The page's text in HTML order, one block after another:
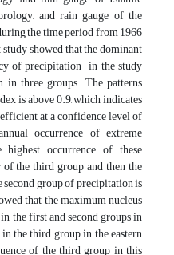
and rain gauge of the
the time period from 1966
showed that the dominant
of precipitation in the study
three groups. The patterns
is above 0.9, which indicates
at a confidence level of
occurrence of extreme
occurrence of these
the third group and then the
group of precipitation is
that the maximum nucleus
the first and second groups in
the third group in the eastern